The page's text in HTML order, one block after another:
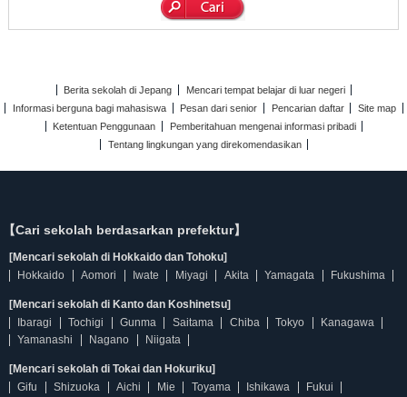
Berita sekolah di Jepang
Mencari tempat belajar di luar negeri
Informasi berguna bagi mahasiswa
Pesan dari senior Pencarian daftar
Site map
Ketentuan Penggunaan
Pemberitahuan mengenai informasi pribadi
Tentang lingkungan yang direkomendasikan
【Cari sekolah berdasarkan prefektur】
[Mencari sekolah di Hokkaido dan Tohoku]
Hokkaido
Aomori Iwate Miyagi Akita Yamagata Fukushima
[Mencari sekolah di Kanto dan Koshinetsu]
Ibaragi
Tochigi Gunma Saitama Chiba Tokyo
Kanagawa
Yamanashi
Nagano Niigata
[Mencari sekolah di Tokai dan Hokuriku]
Gifu
Shizuoka Aichi Mie Toyama Ishikawa Fukui